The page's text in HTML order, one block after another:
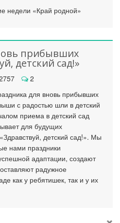
недели «Край родной»
прибывших
детский сад!»
2
для вновь прибывших
с радостью шли в детский
приема в детский сад
для будущих
детский сад!». Мы
нами праздники
адаптации, создают
радужное
как у ребятишек, так и у их